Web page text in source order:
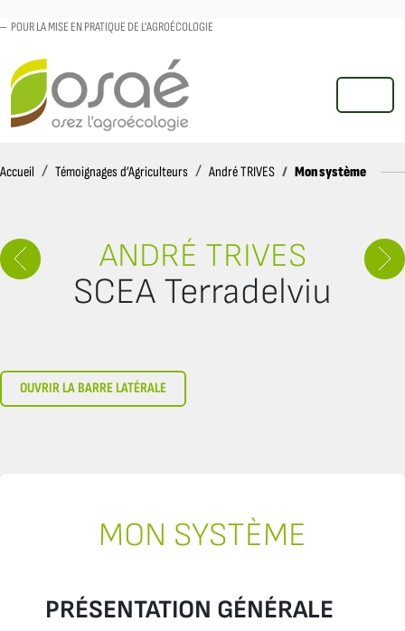
POUR LA MISE EN PRATIQUE DE L'AGROÉCOLOGIE
MENU
Accueil AccueilTémoignages d’Agriculteurs André TRIVES Mon système
ANDRÉ TRIVES
SCEA Terradelviu
OUVRIR LA BARRE LATÉRALE
MON SYSTÈME
PRÉSENTATION GÉNÉRALE